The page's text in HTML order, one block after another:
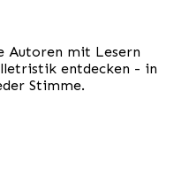
Autoren mit Lesern
entdecken - in
Stimme.